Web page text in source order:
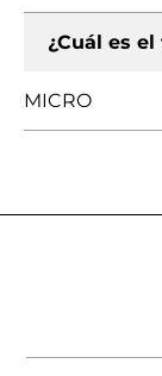
¿Cuál es
MICRO